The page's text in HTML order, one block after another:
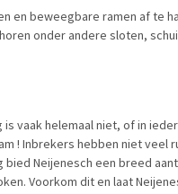
en beweegbare ramen af te
onder andere sloten,
vaak helemaal niet, of in
! Inbrekers hebben niet veel
Neijenesch een breed
Voorkom dit en laat